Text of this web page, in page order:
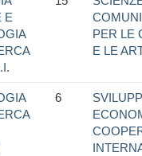
E
PER LE
E LE
6